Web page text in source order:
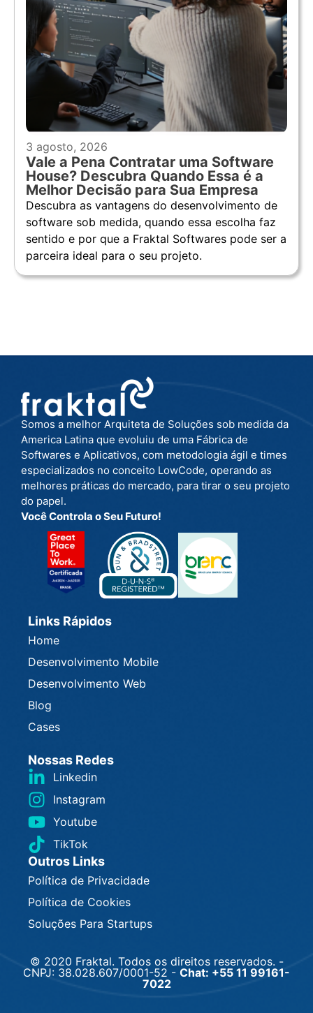
3 agosto, 2026
Vale a Pena Contratar uma Software
House? Descubra Quando Essa é a
Melhor Decisão para Sua Empresa
Descubra as vantagens do desenvolvimento de
software sob medida, quando essa escolha faz
sentido e por que a Fraktal Softwares pode ser a
parceira ideal para o seu projeto.
Somos a melhor Arquiteta de Soluções sob medida da
America Latina que evoluiu de uma Fábrica de
Softwares e Aplicativos, com metodologia ágil e times
especializados no conceito LowCode, operando as
melhores práticas do mercado, para tirar o seu projeto
do papel.
Você Controla o Seu Futuro!
Links Rápidos
Home
Desenvolvimento Mobile
Desenvolvimento Web
Blog
Cases
Nossas Redes
Linkedin
Instagram
Youtube
TikTok
Outros Links
Política de Privacidade
Política de Cookies
Soluções Para Startups
© 2020 Fraktal. Todos os direitos reservados. -
CNPJ: 38.028.607/0001-52 - Chat: +55 11 99161-
7022